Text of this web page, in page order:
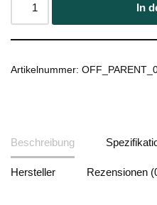
In
Artikelnummer:
Beschreibung
Hersteller Rezensionen